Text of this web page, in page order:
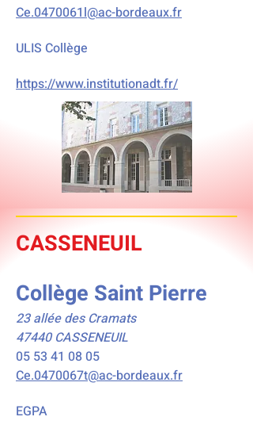
Ce.0470061l@ac-bordeaux.fr
ULIS Collège
https://www.institutionadt.fr/
CASSENEUIL
Collège Saint Pierre
23 allée des Cramats
47440 CASSENEUIL
05 53 41 08 05
Ce.0470067t@ac-bordeaux.fr
EGPA